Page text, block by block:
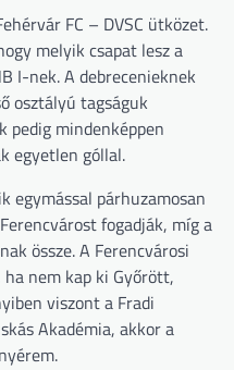
FC – DVSC ütközet.
melyik csapat lesz a
I-nek. A debrecenieknek
osztályú tagságuk
pedig mindenképpen
egyetlen góllal.
egymással párhuzamosan
fogadják, míg a
össze. A Ferencvárosi
ha nem kap ki Győrött,
viszont a Fradi
Akadémia, akkor a